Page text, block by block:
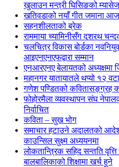
खुलाउन मन्त्री घिसिङको म्यासेज
खतिवडाको नयाँ गीत जमाना
सहनशीलताको ब्रेक
राममाया च्यामिनीसँग दशरथ
चलचित्र विकास बोर्डका
आइएनएनएफद्वारा सम्मान
एनआरएनए बेलायतको अध्यक्षमा
महानगर यातायातले थप्यो १२
गणेश पण्डितको कवितासङ्ग्रह
फोहोरमैला व्यवस्थापन संघ
निर्वाचित
कविता – सुख भोग
समाचार हटाउने अदालतको आदेश
काउन्सिल सुक्ष्म अध्ययनमा
लोकतान्त्रिक सहिद सन्तति
बालबालिकाको शिक्षामा खर्च हुने